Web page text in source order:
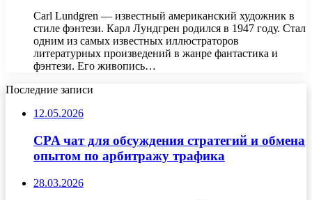
Carl Lundgren — известный американский художник в
стиле фэнтези. Карл Лундгрен родился в 1947 году. Стал
одним из самых известных иллюстраторов
литературных произведений в жанре фантастика и
фэнтези. Его живопись…
Последние записи
12.05.2026
CPA чат для обсуждения стратегий и обмена
опытом по арбитражу трафика
28.03.2026